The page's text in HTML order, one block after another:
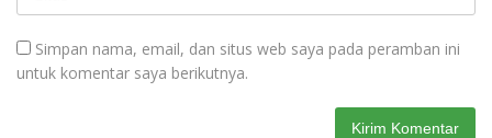
Simpan nama, email, dan situs web saya pada peramban ini
untuk komentar saya berikutnya.